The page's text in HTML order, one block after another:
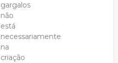
gargalos
não
está
necessariamente
na
criação